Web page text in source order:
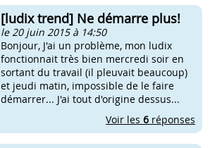
[ludix trend] Ne démarre plus!
le 20 juin 2015 à 14:50
Bonjour, J'ai un problème, mon ludix
fonctionnait très bien mercredi soir en
sortant du travail (il pleuvait beaucoup)
et jeudi matin, impossible de le faire
démarrer... J'ai tout d'origine dessus...
Voir les 6 réponses